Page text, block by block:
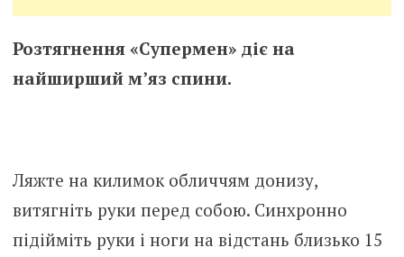
Розтягнення «Супермен» діє на
найширший м’яз спини.
Ляжте на килимок обличчям донизу,
витягніть руки перед собою. Синхронно
підійміть руки і ноги на відстань близько 15